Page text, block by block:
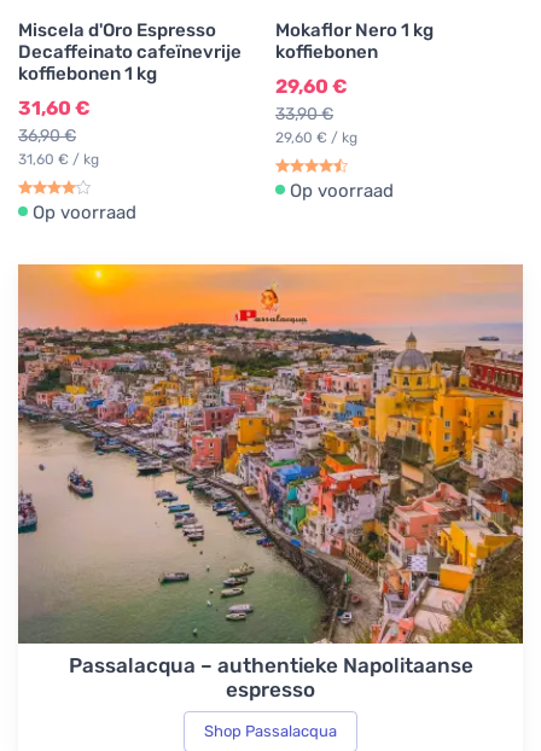
Miscela d'Oro Espresso
Decaffeinato cafeïnevrije
koffiebonen 1 kg
31,60 €
36,90 €
31,60 € / kg
Op voorraad
Mokaflor Nero 1 kg
koffiebonen
29,60 €
33,90 €
29,60 € / kg
Op voorraad
Passalacqua – authentieke Napolitaanse
espresso
Shop Passalacqua